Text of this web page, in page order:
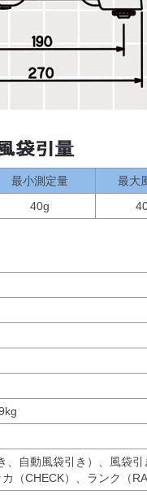
最小測定量
最大
40g
、自動風袋引き）、風袋引
（CHECK）、ランク（